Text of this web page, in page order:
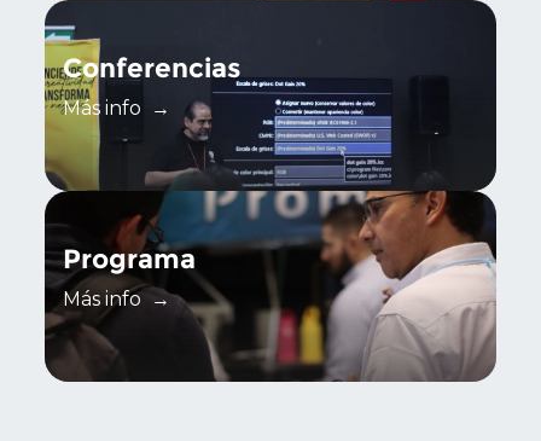
Conferencias
Más info →
Programa
Más info →